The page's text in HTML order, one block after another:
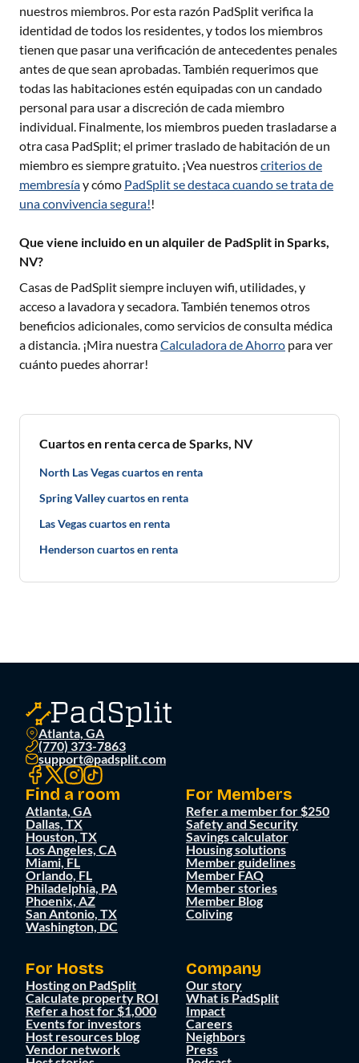
nuestros miembros. Por esta razón PadSplit verifica la
identidad de todos los residentes, y todos los miembros
tienen que pasar una verificación de antecedentes penales
antes de que sean aprobadas. También requerimos que
todas las habitaciones estén equipadas con un candado
personal para usar a discreción de cada miembro
individual. Finalmente, los miembros pueden trasladarse a
otra casa PadSplit; el primer traslado de habitación de un
miembro es siempre gratuito. ¡Vea nuestroscriterios de
membresíay cómo PadSplit se destaca cuando se trata de
una convivencia segura!!
Que viene incluido en un alquiler de PadSplit in Sparks,
NV?
Casas de PadSplit siempre incluyen wifi, utilidades, y
acceso a lavadora y secadora. También tenemos otros
beneficios adicionales, como servicios de consulta médica
a distancia. ¡Mira nuestraCalculadora de Ahorro para ver
cuánto puedes ahorrar!
Cuartos en renta cerca de Sparks, NV
North Las Vegas cuartos en renta
Spring Valley cuartos en renta
Las Vegas cuartos en renta
Henderson cuartos en renta
Atlanta, GA
(770) 373-7863
support@padsplit.com
Find a room
Atlanta, GA
Dallas, TX
Houston, TX
Los Angeles, CA
Miami, FL
Orlando, FL
Philadelphia, PA
Phoenix, AZ
San Antonio, TX
Washington, DC
For Members
Refer a member for $250
Safety and Security
Savings calculator
Housing solutions
Member guidelines
Member FAQ
Member stories
Member Blog
Coliving
For Hosts
Hosting on PadSplit
Calculate property ROI
Refer a host for $1,000
Events for investors
Host resources blog
Vendor network
Company
Our story
What is PadSplit
Impact
Careers
Neighbors
Press